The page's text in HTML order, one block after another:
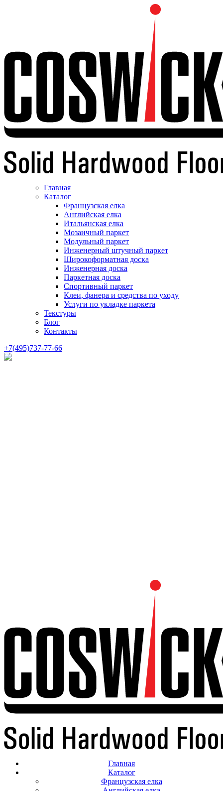
Главная
Каталог
Французская елка
Английская елка
Итальянская елка
Мозаичный паркет
Модульный паркет
Инженерный штучный паркет
Широкоформатная доска
Инженерная доска
Паркетная доска
Спортивный паркет
Клеи, фанера и средства по уходу
Услуги по укладке паркета
Текстуры
Блог
Контакты
+7(495)737-77-66
Главная
Каталог
Французская елка